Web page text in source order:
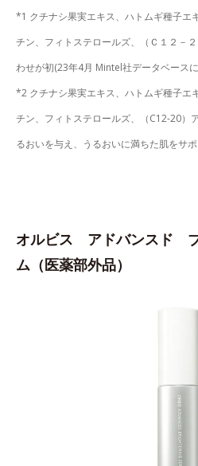
*1 クチナシ果実エキス、ハトムギ種子エ
チン、フィトステロールズ、（Ｃ１２－
わせが初(23年4月 Mintel社データベース
*2 クチナシ果実エキス、ハトムギ種子エ
チン、フィトステロールズ、（C12-20）
るおいを与え、うるおいに満ちた肌をサ
オルビス アドバンスド
ム（医薬部外品）